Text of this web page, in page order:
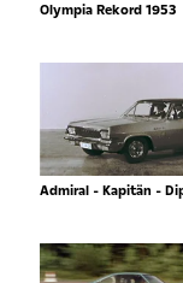
Olympia Rekord 1953
Admiral - Kapitän -